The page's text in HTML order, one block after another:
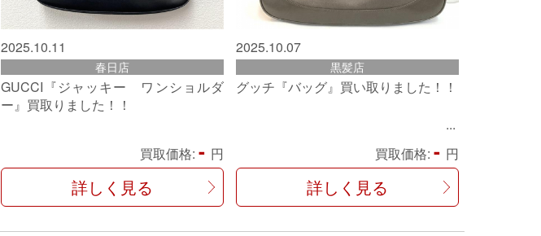
2025.10.11
春日店
GUCCI『ジャッキー ワンショルダ
ー』買取りました！！
買取価格: - 円
詳しく見る
2025.10.07
黒髪店
グッチ『バッグ』買い取りました！！
買取価格: - 円
詳しく見る